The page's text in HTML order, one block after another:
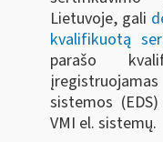
Lietuvoje, gali
kvalifikuotą
parašo
sistemos
VMI el. sistemų.